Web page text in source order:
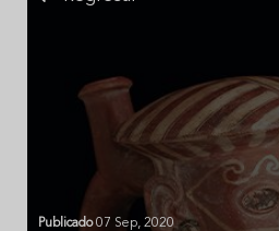
Publicado07 Sep, 2020